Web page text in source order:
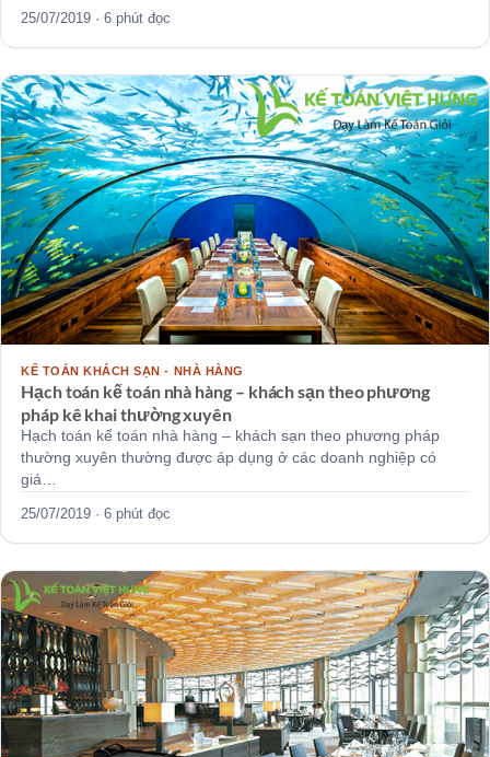
25/07/2019 · 6 phút đọc
KẾ TOÁN KHÁCH SẠN - NHÀ HÀNG
Hạch toán kế toán nhà hàng – khách sạn theo phương
pháp kê khai thường xuyên
Hạch toán kế toán nhà hàng – khách sạn theo phương pháp
thường xuyên thường được áp dụng ở các doanh nghiệp có
giá…
25/07/2019 · 6 phút đọc